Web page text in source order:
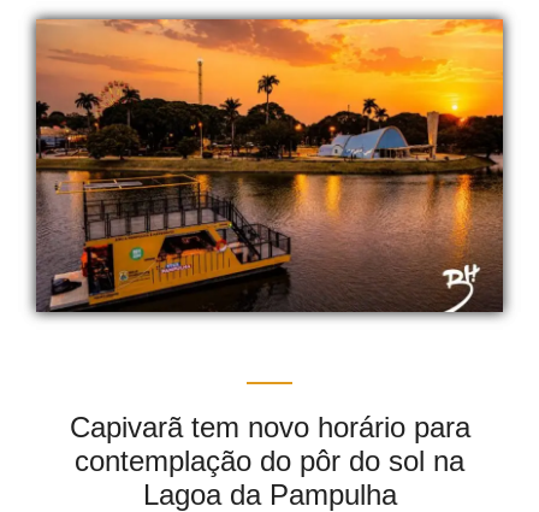
Capivarã tem novo horário para
contemplação do pôr do sol na
Lagoa da Pampulha